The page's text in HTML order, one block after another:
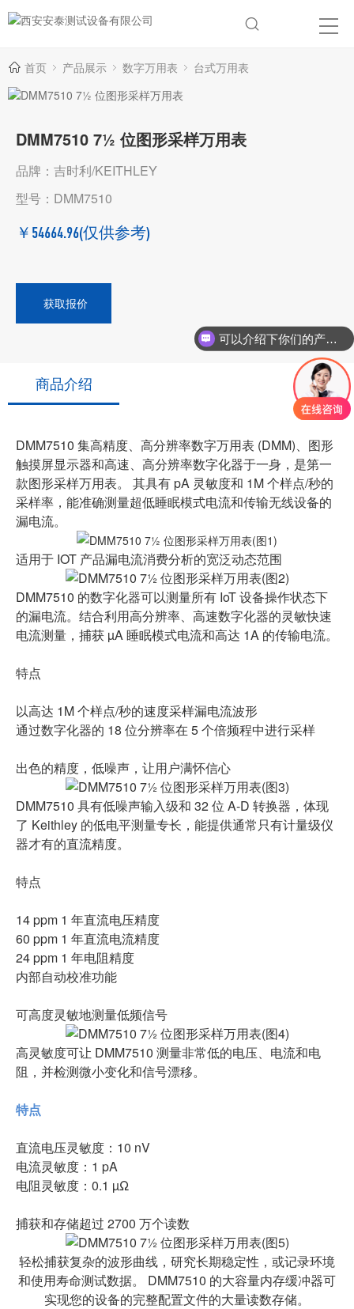
首页 产品展示 数字万用表 台式万用表
DMM7510 7½ 位图形采样万用表
品牌：吉时利/KEITHLEY
型号：DMM7510
￥54664.96(仅供参考)
获取报价
商品介绍
DMM7510 集高精度、高分辨率数字万用表 (DMM)、图形
触摸屏显示器和高速、高分辨率数字化器于一身，是第一
款图形采样万用表。 其具有 pA 灵敏度和 1M 个样点/秒的
采样率，能准确测量超低睡眠模式电流和传输无线设备的
漏电流。
适用于 IOT 产品漏电流消费分析的宽泛动态范围
DMM7510 的数字化器可以测量所有 IoT 设备操作状态下
的漏电流。结合利用高分辨率、高速数字化器的灵敏快速
电流测量，捕获 µA 睡眠模式电流和高达 1A 的传输电流。
特点
以高达 1M 个样点/秒的速度采样漏电流波形
通过数字化器的 18 位分辨率在 5 个倍频程中进行采样
出色的精度，低噪声，让用户满怀信心
DMM7510 具有低噪声输入级和 32 位 A-D 转换器，体现
了 Keithley 的低电平测量专长，能提供通常只有计量级仪
器才有的直流精度。
特点
14 ppm 1 年直流电压精度
60 ppm 1 年直流电流精度
24 ppm 1 年电阻精度
内部自动校准功能
可高度灵敏地测量低频信号
高灵敏度可让 DMM7510 测量非常低的电压、电流和电
阻，并检测微小变化和信号漂移。
特点
直流电压灵敏度：10 nV
电流灵敏度：1 pA
电阻灵敏度：0.1 µΩ
捕获和存储超过 2700 万个读数
轻松捕获复杂的波形曲线，研究长期稳定性，或记录环境
和使用寿命测试数据。 DMM7510 的大容量内存缓冲器可
实现您的设备的完整配置文件的大量读数存储。
可以介绍下你们的产品么？